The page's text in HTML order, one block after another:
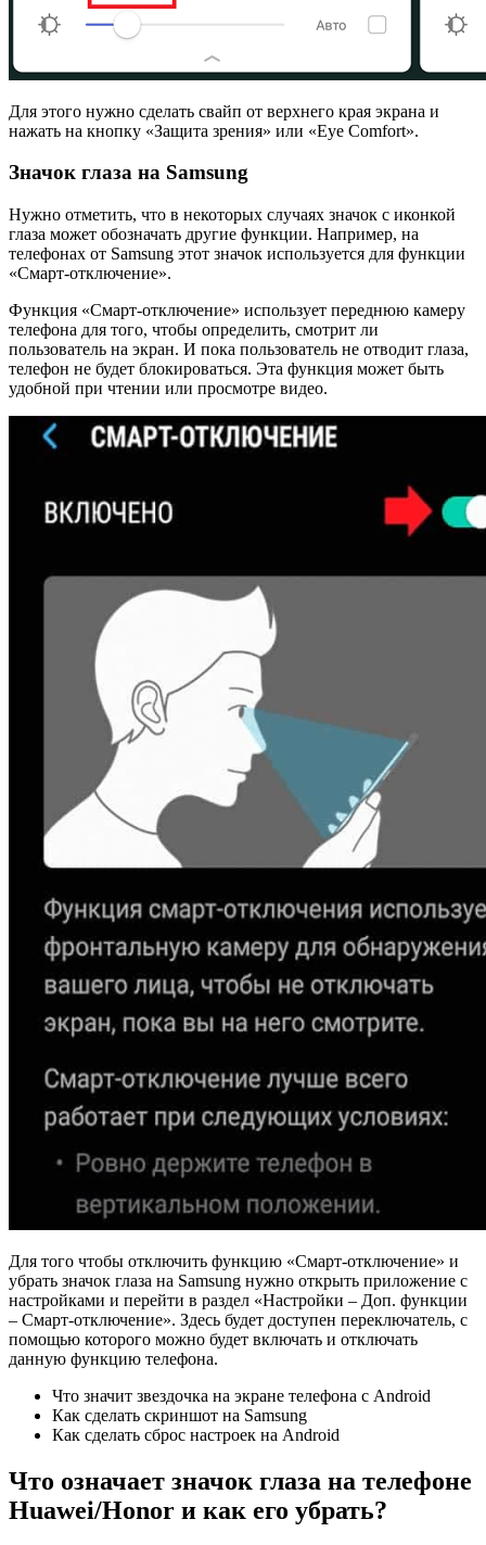
Для этого нужно сделать свайп от верхнего края экрана и
нажать на кнопку «Защита зрения» или «Eye Comfort».
Значок глаза на Samsung
Нужно отметить, что в некоторых случаях значок с иконкой
глаза может обозначать другие функции. Например, на
телефонах от Samsung этот значок используется для функции
«Смарт-отключение».
Функция «Смарт-отключение» использует переднюю камеру
телефона для того, чтобы определить, смотрит ли
пользователь на экран. И пока пользователь не отводит глаза,
телефон не будет блокироваться. Эта функция может быть
удобной при чтении или просмотре видео.
Для того чтобы отключить функцию «Смарт-отключение» и
убрать значок глаза на Samsung нужно открыть приложение с
настройками и перейти в раздел «Настройки – Доп. функции
– Смарт-отключение». Здесь будет доступен переключатель, с
помощью которого можно будет включать и отключать
данную функцию телефона.
Что значит звездочка на экране телефона с Android
Как сделать скриншот на Samsung
Как сделать сброс настроек на Android
Что означает значок глаза на телефоне
Huawei/Honor и как его убрать?